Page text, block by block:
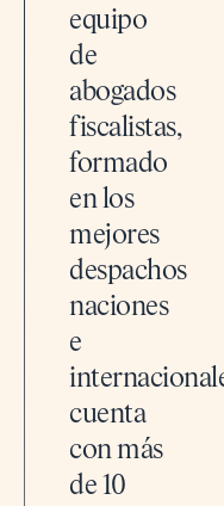
equipo
de
abogados
fiscalistas,
formado
en los
mejores
despachos
naciones
e
cuenta
con más
de 10